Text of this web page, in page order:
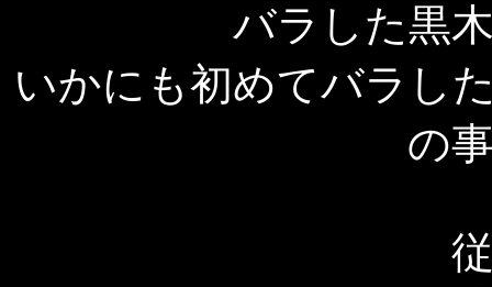
バラした黒
いかにも初めてバラし
の